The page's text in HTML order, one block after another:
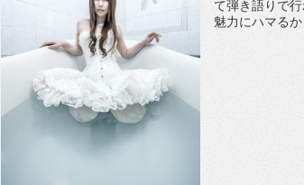
て弾き語りで
魅力にハマる